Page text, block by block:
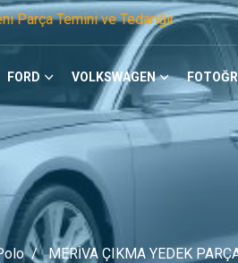
ve Tedariğinde Öncü Firmayız.
FORD VOLKSWAGEN
MERİVA ÇIKMA YEDEK